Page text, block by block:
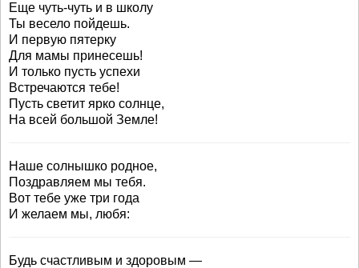
Еще чуть-чуть и в школу
Ты весело пойдешь.
И первую пятерку
Для мамы принесешь!
И только пусть успехи
Встречаются тебе!
Пусть светит ярко солнце,
На всей большой Земле!
Наше солнышко родное,
Поздравляем мы тебя.
Вот тебе уже три года
И желаем мы, любя:
Будь счастливым и здоровым —